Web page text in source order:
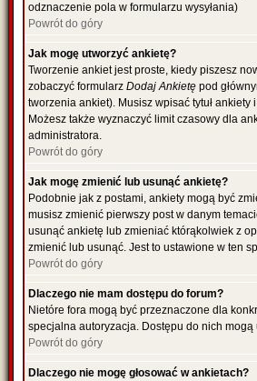
odznaczenie pola w formularzu wysyłania)
Powrót do góry
Jak mogę utworzyć ankietę?
Tworzenie ankiet jest proste, kiedy piszesz
zobaczyć formularz Dodaj Ankietę pod
tworzenia ankiet). Musisz wpisać tytuł
Możesz także wyznaczyć limit czasowy dla
administratora.
Powrót do góry
Jak mogę zmienić lub usunąć ankietę?
Podobnie jak z postami, ankiety mogą być
musisz zmienić pierwszy post w danym
usunąć ankietę lub zmieniać którąkolwiek z
zmienić lub usunąć. Jest to ustawione w ten
Powrót do góry
Dlaczego nie mam dostępu do forum?
Nietóre fora mogą być przeznaczone dla
specjalna autoryzacja. Dostępu do nich
Powrót do góry
Dlaczego nie mogę głosować w ankietach?